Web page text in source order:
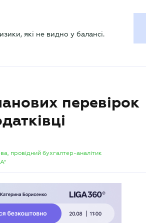
які не видно у балансі.
перевірок
провідний бухгалтер-аналітик